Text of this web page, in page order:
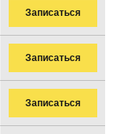
Записаться
Записаться
Записаться